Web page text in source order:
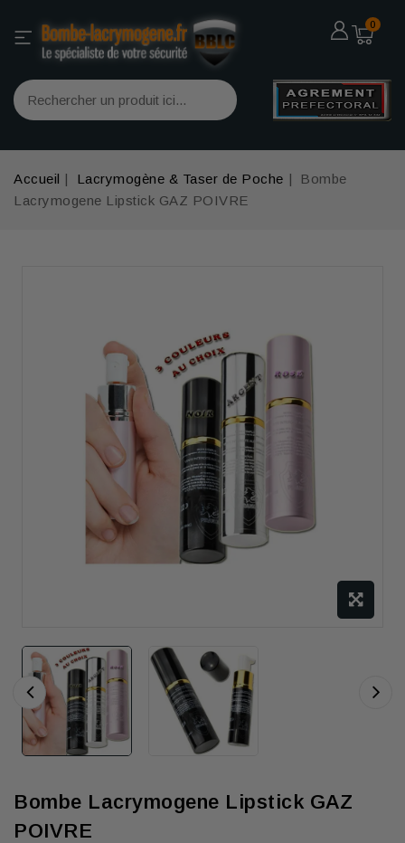
0
Accueil Lacrymogène & Taser de Poche
Bombe
Lacrymogene Lipstick GAZ POIVRE
Bombe Lacrymogene Lipstick GAZ
POIVRE